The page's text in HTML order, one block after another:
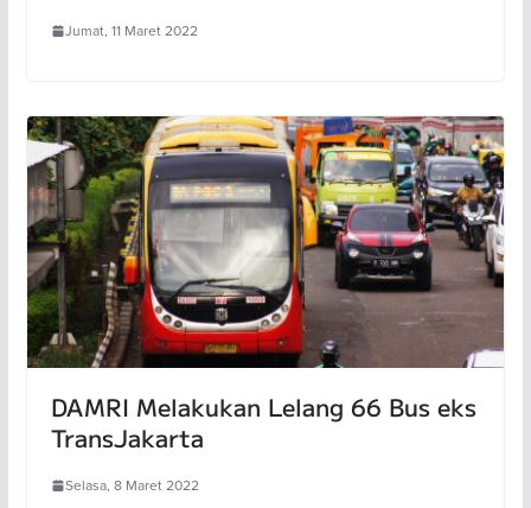
Jumat, 11 Maret 2022
DAMRI Melakukan Lelang 66 Bus eks
TransJakarta
Selasa, 8 Maret 2022